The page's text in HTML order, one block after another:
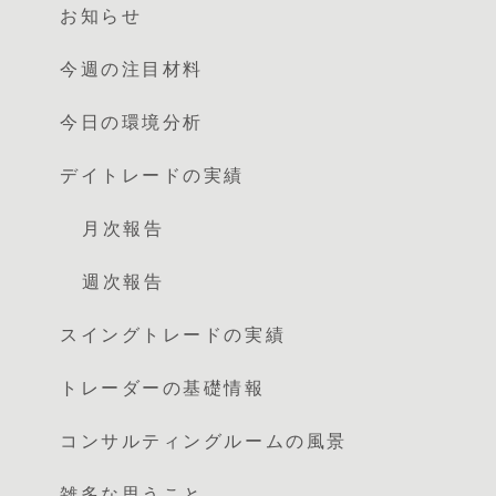
お知らせ
今週の注目材料
今日の環境分析
デイトレードの実績
月次報告
週次報告
スイングトレードの実績
トレーダーの基礎情報
コンサルティングルームの風景